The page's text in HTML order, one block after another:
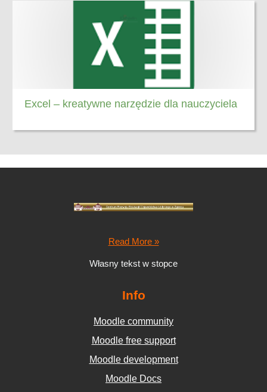
Excel – kreatywne narzędzie dla nauczyciela
Read More »
Własny tekst w stopce
Info
Moodle community
Moodle free support
Moodle development
Moodle Docs